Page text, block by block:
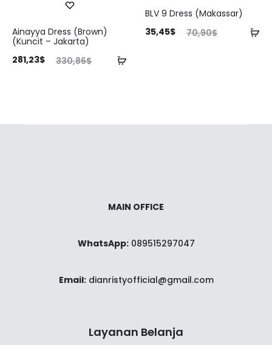
Tambah
Ainayya Dress (Brown)
(Kuncit – Jakarta)
330,86$
Harga
281,23$
BLV 9 Dress (Makassar)
70,90$
Harga
35,45$
MAIN OFFICE
WhatsApp:089515297047
Email:dianristyofficial@gmail.com
Layanan Belanja